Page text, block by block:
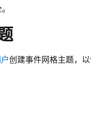
创建事件网格主题，